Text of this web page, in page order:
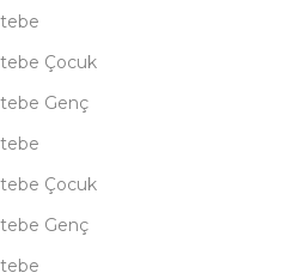
Çocuk
Genç
Çocuk
Genç